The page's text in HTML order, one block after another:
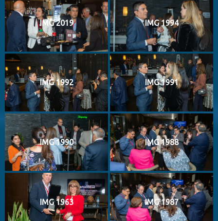
IMG 2019 IMG 1994
IMG 1992 IMG 1991
IMG 1990 IMG 1988
IMG 1963 IMG 1987